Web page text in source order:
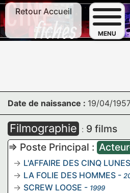
Retour Accueil
MENU
Date de naissance : 19/04/
Filmographie : 9 films
=> Poste Principal :
L'AFFAIRE DES CINQ LUNES
LA FOLIE DES HOMMES -
SCREW LOOSE - 1999